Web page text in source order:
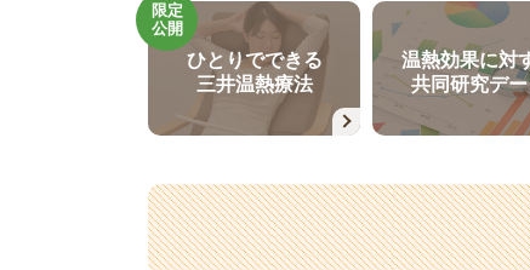
限定
公開
ひとりでできる
三井温熱療法
温熱効果に対
共同研究デ